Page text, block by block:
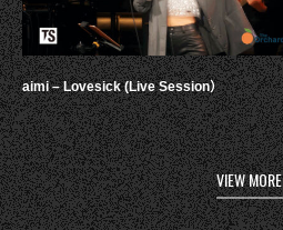
aimi – Lovesick (Live Session）
VIEW MORE